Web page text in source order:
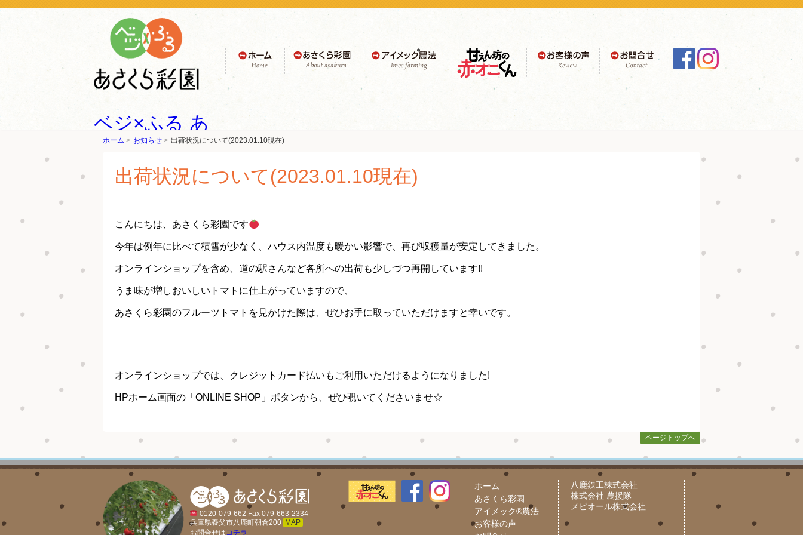
ベジ×ふる あ
さくら彩園 -
美味しいトマ
カ）・大屋
にんにく- ア
イメック
甘えん坊の赤オニく お問合せ
ホーム お知らせ 出荷状況について(2023.01.10現在)
出荷状況について(2023.01.10現在)
こんにちは、あさくら彩園です
今年は例年に比べて積雪が少なく、ハウス内温度も暖かい影響で、再び収穫量が安定してきました。
オンラインショップを含め、道の駅さんなど各所への出荷も少しづつ再開しています!!
うま味が増しおいしいトマトに仕上がっていますので、
あさくら彩園のフルーツトマトを見かけた際は、ぜひお手に取っていただけますと幸いです。
オンラインショップでは、クレジットカード払いもご利用いただけるようになりました!
HPホーム画面の「ONLINE SHOP」ボタンから、ぜひ覗いてくださいませ☆
ページトップへ
0120-079-662 Fax 079-663-2334
兵庫県養父市八鹿町朝倉200
MAP
お問合せは コチラ
ホーム
あさくら彩園
アイメック®農法
お客様の声
八鹿鉄工株式会社
株式会社 農援隊
メビオール株式会社